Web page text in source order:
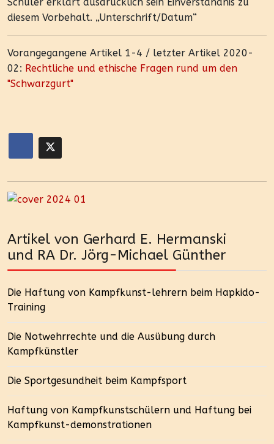
diesem Vorbehalt. „Unterschrift/Datum“
Vorangegangene Artikel 1-4 / letzter Artikel 2020-
02: Rechtliche und ethische Fragen rund um den
"Schwarzgurt"
Artikel von Gerhard E. Hermanski
und RA Dr. Jörg-Michael Günther
Die Haftung von Kampfkunst-lehrern beim Hapkido-
Training
Die Notwehrrechte und die Ausübung durch
Kampfkünstler
Die Sportgesundheit beim Kampfsport
Haftung von Kampfkunstschülern und Haftung bei
Kampfkunst-demonstrationen